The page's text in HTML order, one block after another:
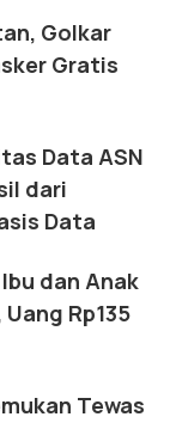
Golkar
Gratis
Data ASN
dari
Data
dan Anak
Rp135
Tewas